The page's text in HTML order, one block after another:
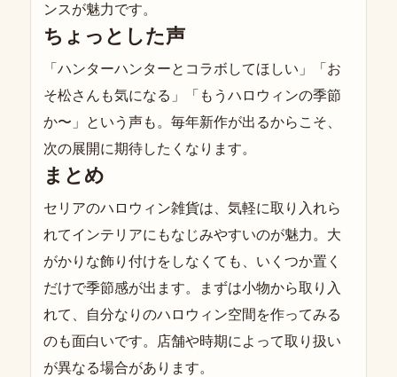
ンスが魅力です。
ちょっとした声
「ハンターハンターとコラボしてほしい」「お
そ松さんも気になる」「もうハロウィンの季節
か〜」という声も。毎年新作が出るからこそ、
次の展開に期待したくなります。
まとめ
セリアのハロウィン雑貨は、気軽に取り入れら
れてインテリアにもなじみやすいのが魅力。大
がかりな飾り付けをしなくても、いくつか置く
だけで季節感が出ます。まずは小物から取り入
れて、自分なりのハロウィン空間を作ってみる
のも面白いです。店舗や時期によって取り扱い
が異なる場合があります。